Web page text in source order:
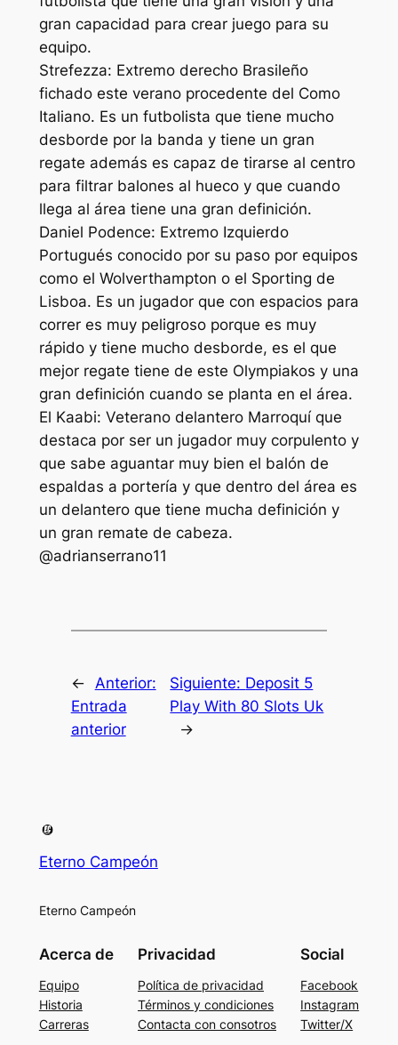
gran capacidad para crear juego para su
equipo.
Strefezza: Extremo derecho Brasileño
fichado este verano procedente del Como
Italiano. Es un futbolista que tiene mucho
desborde por la banda y tiene un gran
regate además es capaz de tirarse al centro
para filtrar balones al hueco y que cuando
llega al área tiene una gran definición.
Daniel Podence: Extremo Izquierdo
Portugués conocido por su paso por equipos
como el Wolverthampton o el Sporting de
Lisboa. Es un jugador que con espacios para
correr es muy peligroso porque es muy
rápido y tiene mucho desborde, es el que
mejor regate tiene de este Olympiakos y una
gran definición cuando se planta en el área.
El Kaabi: Veterano delantero Marroquí que
destaca por ser un jugador muy corpulento y
que sabe aguantar muy bien el balón de
espaldas a portería y que dentro del área es
un delantero que tiene mucha definición y
un gran remate de cabeza.
@adrianserrano11
←
Anterior:
Entrada
anterior
Siguiente: Deposit 5
Play With 80 Slots Uk
→
Eterno Campeón
Eterno Campeón
Acerca de
Equipo
Historia
Carreras
Privacidad
Política de privacidad
Términos y condiciones
Contacta con consotros
Social
Facebook
Instagram
Twitter/X